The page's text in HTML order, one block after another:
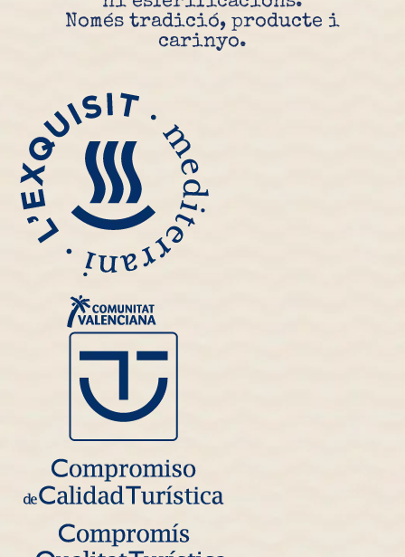
Vés al contingut principalOmet la visita
Només tradició, producte i
carinyo.